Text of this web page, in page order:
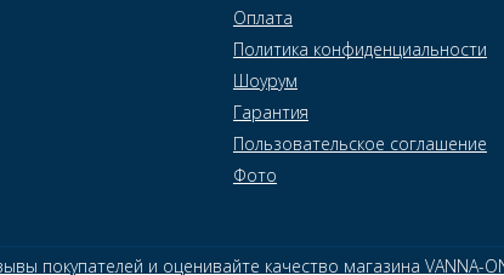
Оплата
Политика конфиденциальности
Шоурум
Гарантия
Пользовательское соглашение
Фото